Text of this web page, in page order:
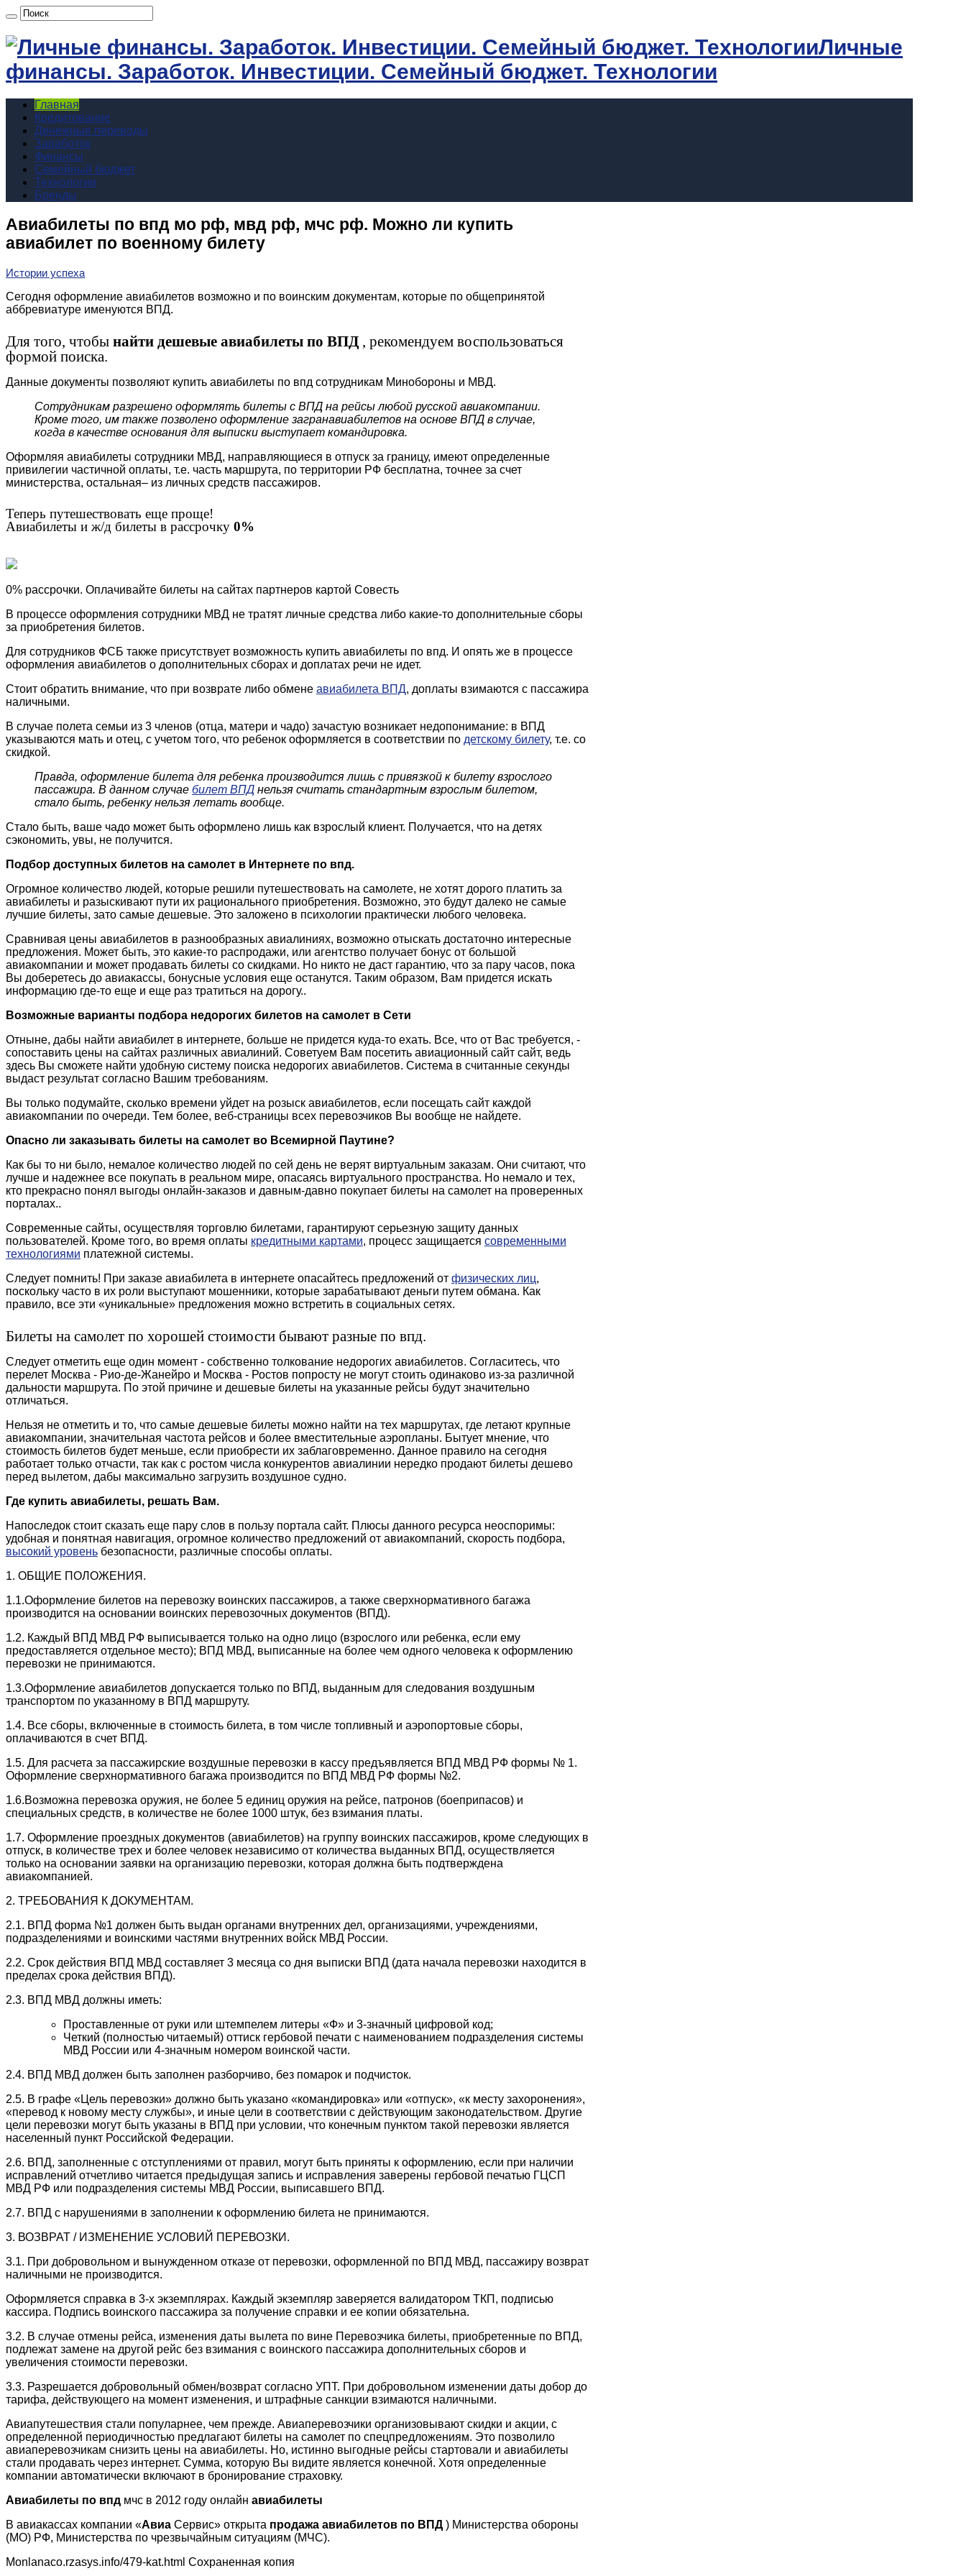
Личные
финансы. Заработок. Инвестиции. Семейный бюджет. Технологии
Главная
Кредитование
Денежные переводы
Заработок
Финансы
Семейный бюджет
Технологии
Бренды
Авиабилеты по впд мо рф, мвд рф, мчс рф. Можно ли купить
авиабилет по военному билету
Истории успеха
Сегодня оформление авиабилетов возможно и по воинским документам, которые по общепринятой
аббревиатуре именуются ВПД.
Для того, чтобы найти дешевые авиабилеты по ВПД , рекомендуем воспользоваться
формой поиска.
Данные документы позволяют купить авиабилеты по впд сотрудникам Минобороны и МВД.
Сотрудникам разрешено оформлять билеты с ВПД на рейсы любой русской авиакомпании.
Кроме того, им также позволено оформление загранавиабилетов на основе ВПД в случае,
когда в качестве основания для выписки выступает командировка.
Оформляя авиабилеты сотрудники МВД, направляющиеся в отпуск за границу, имеют определенные
привилегии частичной оплаты, т.е. часть маршрута, по территории РФ бесплатна, точнее за счет
министерства, остальная– из личных средств пассажиров.
Теперь путешествовать еще проще!
Авиабилеты и ж/д билеты в рассрочку 0%
0% рассрочки. Оплачивайте билеты на сайтах партнеров картой Совесть
В процессе оформления сотрудники МВД не тратят личные средства либо какие-то дополнительные сборы
за приобретения билетов.
Для сотрудников ФСБ также присутствует возможность купить авиабилеты по впд. И опять же в процессе
оформления авиабилетов о дополнительных сборах и доплатах речи не идет.
Стоит обратить внимание, что при возврате либо обмене авиабилета ВПД, доплаты взимаются с пассажира
наличными.
В случае полета семьи из 3 членов (отца, матери и чадо) зачастую возникает недопонимание: в ВПД
указываются мать и отец, с учетом того, что ребенок оформляется в соответствии по детскому билету, т.е. со
скидкой.
Правда, оформление билета для ребенка производится лишь с привязкой к билету взрослого
пассажира. В данном случае билет ВПД нельзя считать стандартным взрослым билетом,
стало быть, ребенку нельзя летать вообще.
Стало быть, ваше чадо может быть оформлено лишь как взрослый клиент. Получается, что на детях
сэкономить, увы, не получится.
Подбор доступных билетов на самолет в Интернете по впд.
Огромное количество людей, которые решили путешествовать на самолете, не хотят дорого платить за
авиабилеты и разыскивают пути их рационального приобретения. Возможно, это будут далеко не самые
лучшие билеты, зато самые дешевые. Это заложено в психологии практически любого человека.
Сравнивая цены авиабилетов в разнообразных авиалиниях, возможно отыскать достаточно интересные
предложения. Может быть, это какие-то распродажи, или агентство получает бонус от большой
авиакомпании и может продавать билеты со скидками. Но никто не даст гарантию, что за пару часов, пока
Вы доберетесь до авиакассы, бонусные условия еще останутся. Таким образом, Вам придется искать
информацию где-то еще и еще раз тратиться на дорогу..
Возможные варианты подбора недорогих билетов на самолет в Сети
Отныне, дабы найти авиабилет в интернете, больше не придется куда-то ехать. Все, что от Вас требуется, -
сопоставить цены на сайтах различных авиалиний. Советуем Вам посетить авиационный сайт сайт, ведь
здесь Вы сможете найти удобную систему поиска недорогих авиабилетов. Система в считанные секунды
выдаст результат согласно Вашим требованиям.
Вы только подумайте, сколько времени уйдет на розыск авиабилетов, если посещать сайт каждой
авиакомпании по очереди. Тем более, веб-страницы всех перевозчиков Вы вообще не найдете.
Опасно ли заказывать билеты на самолет во Всемирной Паутине?
Как бы то ни было, немалое количество людей по сей день не верят виртуальным заказам. Они считают, что
лучше и надежнее все покупать в реальном мире, опасаясь виртуального пространства. Но немало и тех,
кто прекрасно понял выгоды онлайн-заказов и давным-давно покупает билеты на самолет на проверенных
порталах..
Современные сайты, осуществляя торговлю билетами, гарантируют серьезную защиту данных
пользователей. Кроме того, во время оплаты кредитными картами, процесс защищается современными
технологиями платежной системы.
Следует помнить! При заказе авиабилета в интернете опасайтесь предложений от физических лиц,
поскольку часто в их роли выступают мошенники, которые зарабатывают деньги путем обмана. Как
правило, все эти «уникальные» предложения можно встретить в социальных сетях.
Билеты на самолет по хорошей стоимости бывают разные по впд.
Следует отметить еще один момент - собственно толкование недорогих авиабилетов. Согласитесь, что
перелет Москва - Рио-де-Жанейро и Москва - Ростов попросту не могут стоить одинаково из-за различной
дальности маршрута. По этой причине и дешевые билеты на указанные рейсы будут значительно
отличаться.
Нельзя не отметить и то, что самые дешевые билеты можно найти на тех маршрутах, где летают крупные
авиакомпании, значительная частота рейсов и более вместительные аэропланы. Бытует мнение, что
стоимость билетов будет меньше, если приобрести их заблаговременно. Данное правило на сегодня
работает только отчасти, так как с ростом числа конкурентов авиалинии нередко продают билеты дешево
перед вылетом, дабы максимально загрузить воздушное судно.
Где купить авиабилеты, решать Вам.
Напоследок стоит сказать еще пару слов в пользу портала сайт. Плюсы данного ресурса неоспоримы:
удобная и понятная навигация, огромное количество предложений от авиакомпаний, скорость подбора,
высокий уровень безопасности, различные способы оплаты.
1. ОБЩИЕ ПОЛОЖЕНИЯ.
1.1.Оформление билетов на перевозку воинских пассажиров, а также сверхнормативного багажа
производится на основании воинских перевозочных документов (ВПД).
1.2. Каждый ВПД МВД РФ выписывается только на одно лицо (взрослого или ребенка, если ему
предоставляется отдельное место); ВПД МВД, выписанные на более чем одного человека к оформлению
перевозки не принимаются.
1.3.Оформление авиабилетов допускается только по ВПД, выданным для следования воздушным
транспортом по указанному в ВПД маршруту.
1.4. Все сборы, включенные в стоимость билета, в том числе топливный и аэропортовые сборы,
оплачиваются в счет ВПД.
1.5. Для расчета за пассажирские воздушные перевозки в кассу предъявляется ВПД МВД РФ формы № 1.
Оформление сверхнормативного багажа производится по ВПД МВД РФ формы №2.
1.6.Возможна перевозка оружия, не более 5 единиц оружия на рейсе, патронов (боеприпасов) и
специальных средств, в количестве не более 1000 штук, без взимания платы.
1.7. Оформление проездных документов (авиабилетов) на группу воинских пассажиров, кроме следующих в
отпуск, в количестве трех и более человек независимо от количества выданных ВПД, осуществляется
только на основании заявки на организацию перевозки, которая должна быть подтверждена
авиакомпанией.
2. ТРЕБОВАНИЯ К ДОКУМЕНТАМ.
2.1. ВПД форма №1 должен быть выдан органами внутренних дел, организациями, учреждениями,
подразделениями и воинскими частями внутренних войск МВД России.
2.2. Срок действия ВПД МВД составляет 3 месяца со дня выписки ВПД (дата начала перевозки находится в
пределах срока действия ВПД).
2.3. ВПД МВД должны иметь:
Проставленные от руки или штемпелем литеры «Ф» и 3-значный цифровой код;
Четкий (полностью читаемый) оттиск гербовой печати с наименованием подразделения системы
МВД России или 4-значным номером воинской части.
2.4. ВПД МВД должен быть заполнен разборчиво, без помарок и подчисток.
2.5. В графе «Цель перевозки» должно быть указано «командировка» или «отпуск», «к месту захоронения»,
«перевод к новому месту службы», и иные цели в соответствии с действующим законодательством. Другие
цели перевозки могут быть указаны в ВПД при условии, что конечным пунктом такой перевозки является
населенный пункт Российской Федерации.
2.6. ВПД, заполненные с отступлениями от правил, могут быть приняты к оформлению, если при наличии
исправлений отчетливо читается предыдущая запись и исправления заверены гербовой печатью ГЦСП
МВД РФ или подразделения системы МВД России, выписавшего ВПД.
2.7. ВПД с нарушениями в заполнении к оформлению билета не принимаются.
3. ВОЗВРАТ / ИЗМЕНЕНИЕ УСЛОВИЙ ПЕРЕВОЗКИ.
3.1. При добровольном и вынужденном отказе от перевозки, оформленной по ВПД МВД, пассажиру возврат
наличными не производится.
Оформляется справка в 3-х экземплярах. Каждый экземпляр заверяется валидатором ТКП, подписью
кассира. Подпись воинского пассажира за получение справки и ее копии обязательна.
3.2. В случае отмены рейса, изменения даты вылета по вине Перевозчика билеты, приобретенные по ВПД,
подлежат замене на другой рейс без взимания с воинского пассажира дополнительных сборов и
увеличения стоимости перевозки.
3.3. Разрешается добровольный обмен/возврат согласно УПТ. При добровольном изменении даты добор до
тарифа, действующего на момент изменения, и штрафные санкции взимаются наличными.
Авиапутешествия стали популарнее, чем прежде. Авиаперевозчики организовывают скидки и акции, с
определенной периодичностью предлагают билеты на самолет по спецпредложениям. Это позволило
авиаперевозчикам снизить цены на авиабилеты. Но, истинно выгодные рейсы стартовали и авиабилеты
стали продавать через интернет. Сумма, которую Вы видите является конечной. Хотя определенные
компании автоматически включают в бронирование страховку.
Авиабилеты по впд мчс в 2012 году онлайн авиабилеты
В авиакассах компании «Авиа Сервис» открыта продажа авиабилетов по ВПД) Министерства обороны
(МО) РФ, Министерства по чрезвычайным ситуациям (МЧС).
Monlanaco.rzasys.info/479-kat.html Сохраненная копия